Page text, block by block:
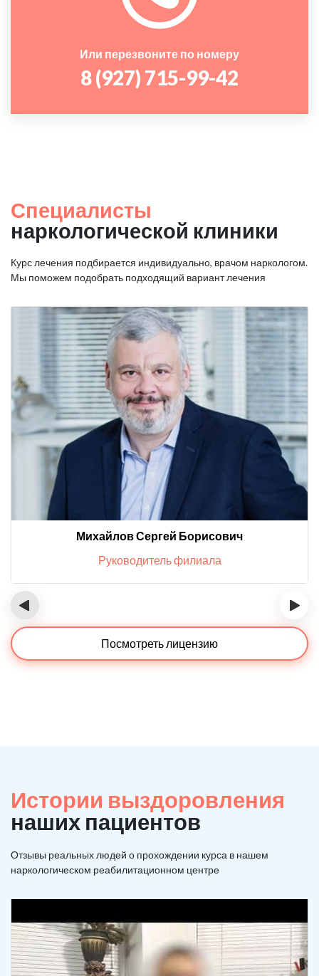
Или перезвоните по номеру
8 (927) 715-99-42
Специалисты
наркологической клиники
Курс лечения подбирается индивидуально, врачом наркологом.
Мы поможем подобрать подходящий вариант лечения
Михайлов Сергей Борисович
Руководитель филиала
‹ ›
Посмотреть лицензию
Истории выздоровления
наших пациентов
Отзывы реальных людей о прохождении курса в нашем
наркологическом реабилитационном центре